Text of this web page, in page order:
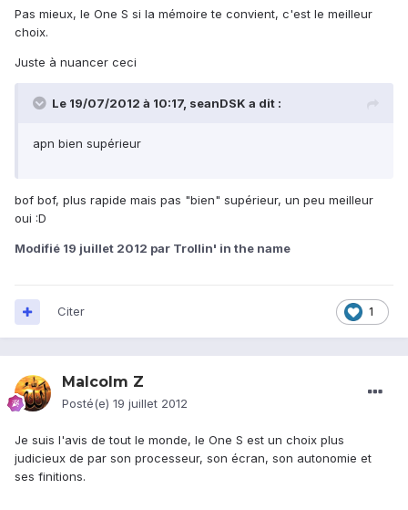
Pas mieux, le One S si la mémoire te convient, c'est le meilleur
choix.
Juste à nuancer ceci
Le 19/07/2012 à 10:17, seanDSK a dit :
apn bien supérieur
bof bof, plus rapide mais pas "bien" supérieur, un peu meilleur
oui :D
Modifié 19 juillet 2012 par Trollin' in the name
1
Citer
Malcolm Z
Posté(e) 19 juillet 2012
Je suis l'avis de tout le monde, le One S est un choix plus
judicieux de par son processeur, son écran, son autonomie et
ses finitions.